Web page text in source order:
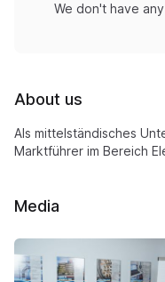
We don't have
About us
Als mittelständisches
Marktführer im Bereich
Media